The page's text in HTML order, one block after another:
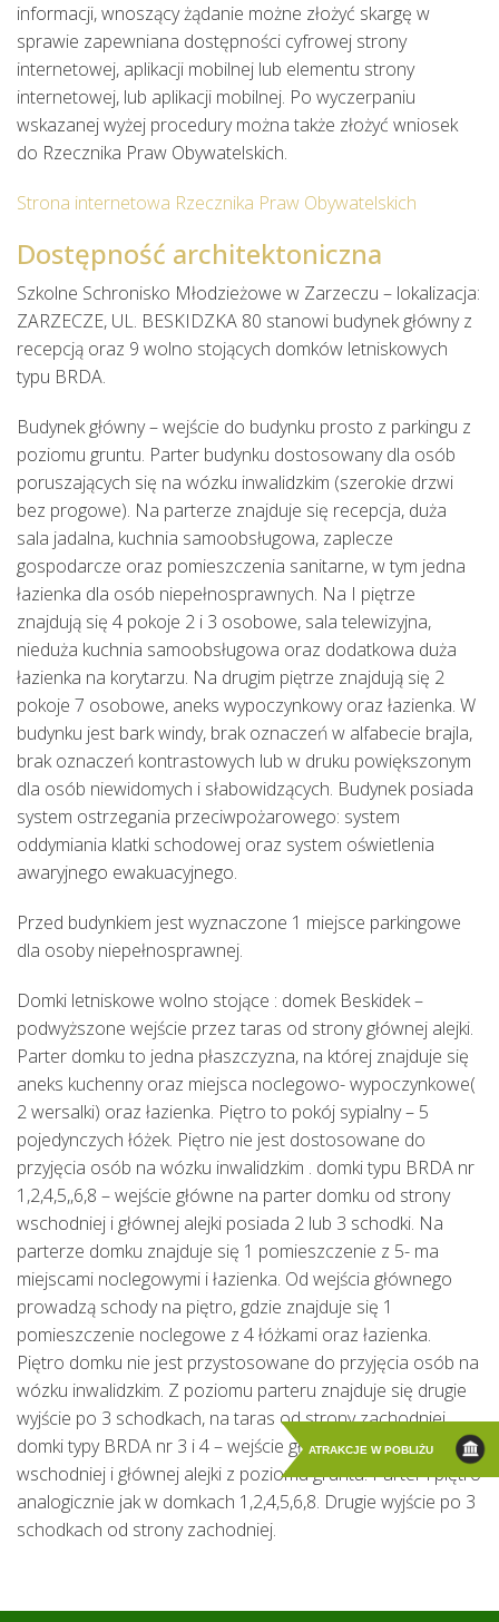
informacji, wnoszący żądanie możne złożyć skargę w
sprawie zapewniana dostępności cyfrowej strony
internetowej, aplikacji mobilnej lub elementu strony
internetowej, lub aplikacji mobilnej. Po wyczerpaniu
wskazanej wyżej procedury można także złożyć wniosek
do Rzecznika Praw Obywatelskich.
Strona internetowa Rzecznika Praw Obywatelskich
Dostępność architektoniczna
Szkolne Schronisko Młodzieżowe w Zarzeczu – lokalizacja:
ZARZECZE, UL. BESKIDZKA 80 stanowi budynek główny z
recepcją oraz 9 wolno stojących domków letniskowych
typu BRDA.
Budynek główny – wejście do budynku prosto z parkingu z
poziomu gruntu. Parter budynku dostosowany dla osób
poruszających się na wózku inwalidzkim (szerokie drzwi
bez progowe). Na parterze znajduje się recepcja, duża
sala jadalna, kuchnia samoobsługowa, zaplecze
gospodarcze oraz pomieszczenia sanitarne, w tym jedna
łazienka dla osób niepełnosprawnych. Na I piętrze
znajdują się 4 pokoje 2 i 3 osobowe, sala telewizyjna,
nieduża kuchnia samoobsługowa oraz dodatkowa duża
łazienka na korytarzu. Na drugim piętrze znajdują się 2
pokoje 7 osobowe, aneks wypoczynkowy oraz łazienka. W
budynku jest bark windy, brak oznaczeń w alfabecie brajla,
brak oznaczeń kontrastowych lub w druku powiększonym
dla osób niewidomych i słabowidzących. Budynek posiada
system ostrzegania przeciwpożarowego: system
oddymiania klatki schodowej oraz system oświetlenia
awaryjnego ewakuacyjnego.
Przed budynkiem jest wyznaczone 1 miejsce parkingowe
dla osoby niepełnosprawnej.
Domki letniskowe wolno stojące : domek Beskidek –
podwyższone wejście przez taras od strony głównej alejki.
Parter domku to jedna płaszczyzna, na której znajduje się
aneks kuchenny oraz miejsca noclegowo- wypoczynkowe(
2 wersalki) oraz łazienka. Piętro to pokój sypialny – 5
pojedynczych łóżek. Piętro nie jest dostosowane do
przyjęcia osób na wózku inwalidzkim . domki typu BRDA nr
1,2,4,5,,6,8 – wejście główne na parter domku od strony
wschodniej i głównej alejki posiada 2 lub 3 schodki. Na
parterze domku znajduje się 1 pomieszczenie z 5- ma
miejscami noclegowymi i łazienka. Od wejścia głównego
prowadzą schody na piętro, gdzie znajduje się 1
pomieszczenie noclegowe z 4 łóżkami oraz łazienka.
Piętro domku nie jest przystosowane do przyjęcia osób na
wózku inwalidzkim. Z poziomu parteru znajduje się drugie
wyjście po 3 schodkach, na taras od strony zachodniej .
domki typy BRDA nr 3 i 4 – wejście główne od strony
wschodniej i głównej alejki z poziomu gruntu. Parter i piętro
analogicznie jak w domkach 1,2,4,5,6,8. Drugie wyjście po 3
schodkach od strony zachodniej.
ATRAKCJE W POBLIŻU